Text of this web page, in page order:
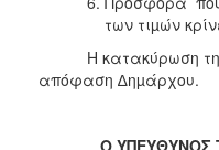
των τιµών
Η κατακύρωση της
απόφαση ∆ηµάρχου.
Ο ΥΠΕΥΘΥΝΟΣ